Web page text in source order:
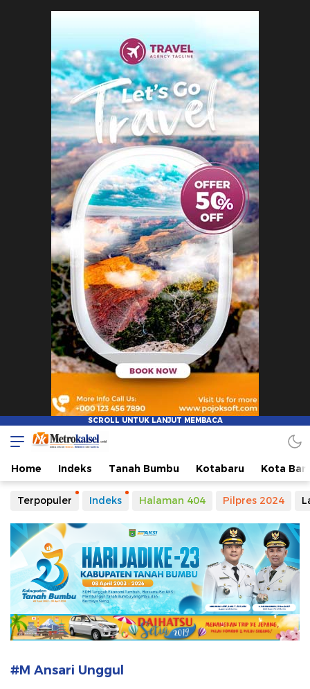
Metro Kalsel
Media Online Terkini, Faktual dan Mendidik
Home Indeks Tanah Bumbu Kotabaru Kota
Terpopuler Indeks Halaman 404 Pilpres 2024
#M Ansari Unggul